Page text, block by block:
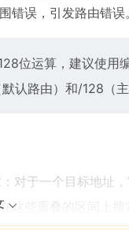
错误，引发路由错误
位运算，建议使用
认路由）和/128（主
对于一个目标地址
这些重叠的区间上搜